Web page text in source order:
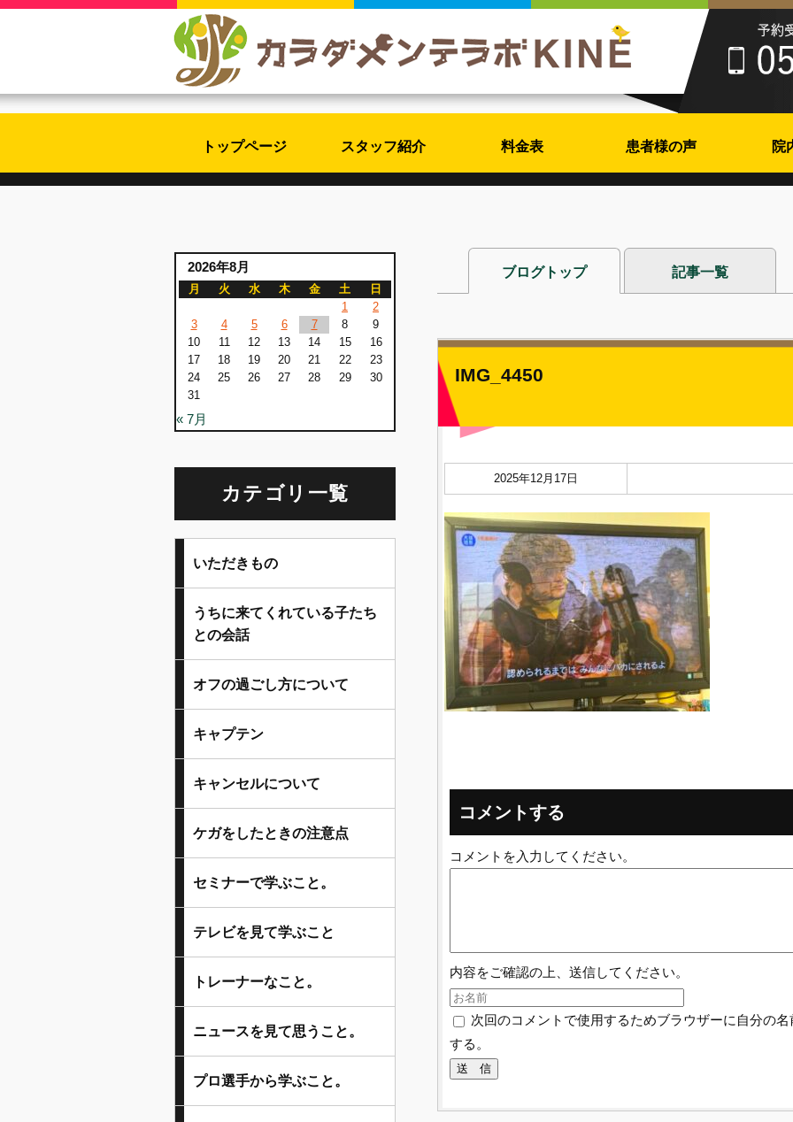
トップページ スタッフ紹介 料金表 患者様の声 院
ブログトップ 記事一覧
IMG_4450
2025年12月17日
コメントする
コメントを入力してください。
内容をご確認の上、送信してください。
次回のコメントで使用するためブラウザーに自分の
する。
2026年8月
月 火 水 木 金 土
日
1
2
3
4 5 6 7 8
9
10
11 12 13 14 15
16
17
18 19 20 21 22
23
24
25 26 27 28 29
30
31
« 7月
カテゴリ一覧
いただきもの
うちに来てくれている子たち
との会話
オフの過ごし方について
キャプテン
キャンセルについて
ケガをしたときの注意点
セミナーで学ぶこと。
テレビを見て学ぶこと
トレーナーなこと。
ニュースを見て思うこと。
プロ選手から学ぶこと。